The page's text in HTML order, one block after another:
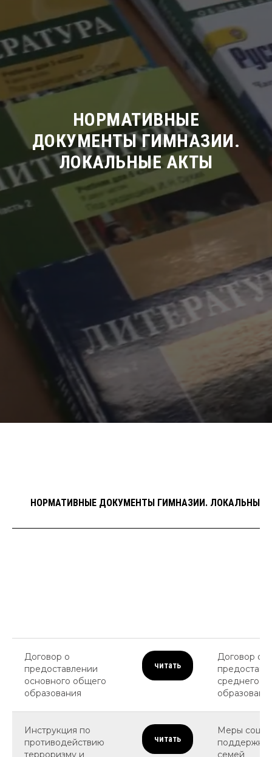
НОРМАТИВНЫЕ
ДОКУМЕНТЫ ГИМНАЗИИ.
ЛОКАЛЬНЫЕ АКТЫ
НОРМАТИВНЫЕ ДОКУМЕНТЫ ГИМНАЗИИ. ЛОКАЛЬНЫЕ
Договор о
предоставлении
основного общего
образования
читать
Договор о
среднего
Инструкция по
противодействию
терроризму и
читать
Меры
поддержки
семей